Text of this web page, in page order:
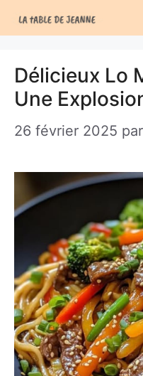
au
Délicieux Lo
Une
26 février 2025 par